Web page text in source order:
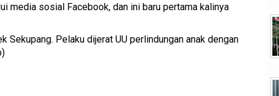
media sosial Facebook, dan ini baru pertama kalinya
Sekupang. Pelaku dijerat UU perlindungan anak dengan